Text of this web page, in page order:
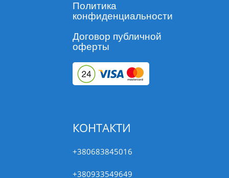
Политика
конфиденциальности
Договор публичной
оферты
КОНТАКТИ
+380683845016
+380933549649